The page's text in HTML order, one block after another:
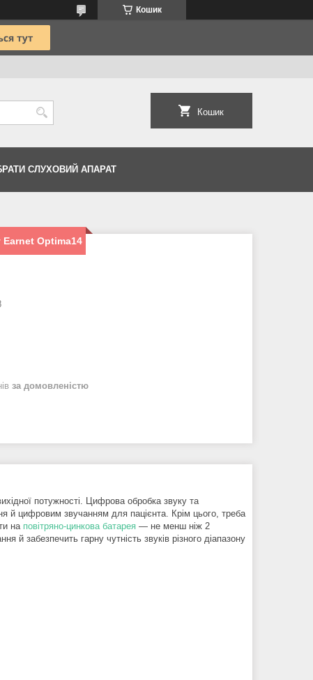
Кошик
Кошик
СЛУХОВИЙ АПАРАТ
Earnet Optima14
за домовленістю
потужності. Цифрова обробка звуку та
й цифровим звучанням для пацієнта. Крім цього, треба
на повітряно-цинкова батарея — не менш ніж 2
й забезпечить гарну чутність звуків різного діапазону